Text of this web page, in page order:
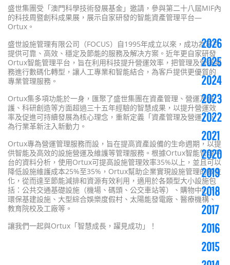
盛世集團受「澳門科學技術發展基金」邀請，參與第二十八屆MIF內
的科技周暨創科成果展，展示自家研發的智能資產管理平台—
Ortux 。
盛世設施管理有限公司（FOCUS）自1995年成立以來，成功為客戶
提供可靠、高效、穩定及節能的服務及解决方案。近年更自家研發
Ortux智能管理平台，旨在利用科技提升營運效率，把管理及營運服
務進行數碼化轉型，讓人工專業和智能結合，為客戶提供更優質的
專業管理服務。
Ortux集多項功能於一身，匯聚了盛世集團在資產管理、營運及維
護、科研創造等方面超過三十五年經驗的智慧成果，以提升營運效
率及促進可持續發展為核心理念，重新定義「資產管理及營運」，
為行業革新注入新動力。
Ortux專為營運管理服務而設，旨在提高資產設備的生命週期，以提
供智能及高效的設施營運及維護等管理服務。根據Ortux智能管理平
台的資料分析，使用Ortux可提高設施管理效率35%以上，並且可以
降低設施維護成本25%至35% ， Ortux幫助企業實現設施管理的數位
化，從而達至節能減排和資源有效利用，適用於各類型大小設施包
括：公共交通基礎設施（機場、碼頭、公交車站等）、購物中心、
環保基建設施、大型綜合娛樂度假村、太陽能發電廠、醫療機構、
教育院校及工廠等。
讓我們一起與Ortux 「智慧成長，躍見成功」 ！
2026
2025
2024
2023
2022
2021
2020
2019
2018
2017
2016
2015